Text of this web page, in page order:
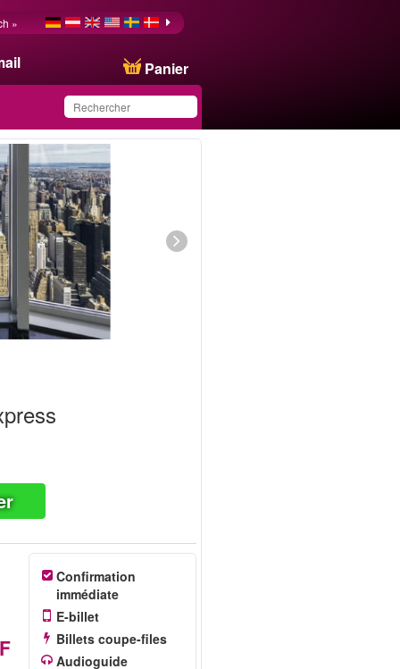
Panier
»
Ce produit a été
sauvegardé dans votre
liste.
Confirmation
immédiate
E-billet
Billets coupe-files
Audioguide